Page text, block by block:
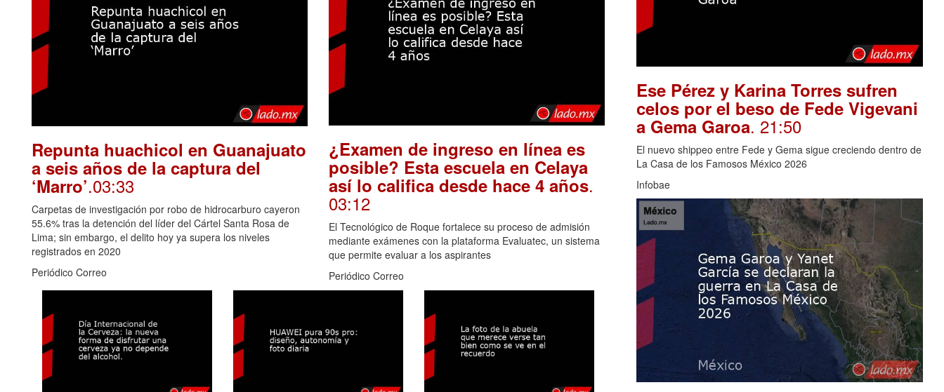
Repunta huachicol en Guanajuato
a seis años de la captura del
‘Marro’.03:33
Carpetas de investigación por robo de hidrocarburo cayeron
55.6% tras la detención del líder del Cártel Santa Rosa de
Lima; sin embargo, el delito hoy ya supera los niveles
registrados en 2020
Periódico Correo
¿Examen de ingreso en línea es
posible? Esta escuela en Celaya
así lo califica desde hace 4 años.
03:12
El Tecnológico de Roque fortalece su proceso de admisión
mediante exámenes con la plataforma Evaluatec, un sistema
que permite evaluar a los aspirantes
Periódico Correo
Ese Pérez y Karina Torres sufren
celos por el beso de Fede Vigevani
a Gema Garoa. 21:50
El nuevo shippeo entre Fede y Gema sigue creciendo dentro de
La Casa de los Famosos México 2026
Infobae